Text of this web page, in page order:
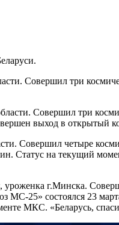
Совершил три
Совершил три
выход в открытый
Совершил четыре
на текущий
г.Минска.
МС-25» состоялся 23
МКС. «Беларусь,